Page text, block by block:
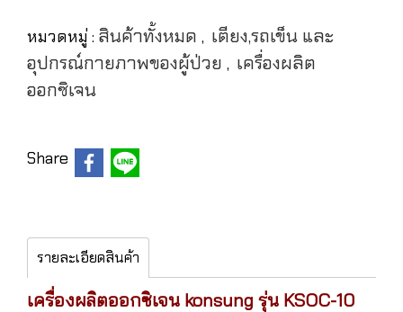
หมวดหมู่ : สินค้าทั้งหมด , เตียง,รถเข็น และ
อุปกรณ์กายภาพของผู้ป่วย , เครื่องผลิต
ออกซิเจน
Share
รายละเอียดสินค้า
เครื่องผลิตออกซิเจน konsung รุ่น KSOC-10